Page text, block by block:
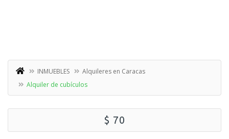
INMUEBLES
Alquileres en Caracas
Alquiler de cubículos
$ 70